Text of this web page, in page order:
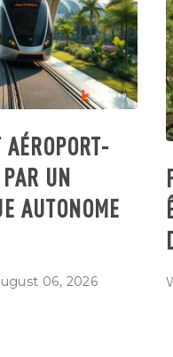
UN
AUTONOME
06, 2026